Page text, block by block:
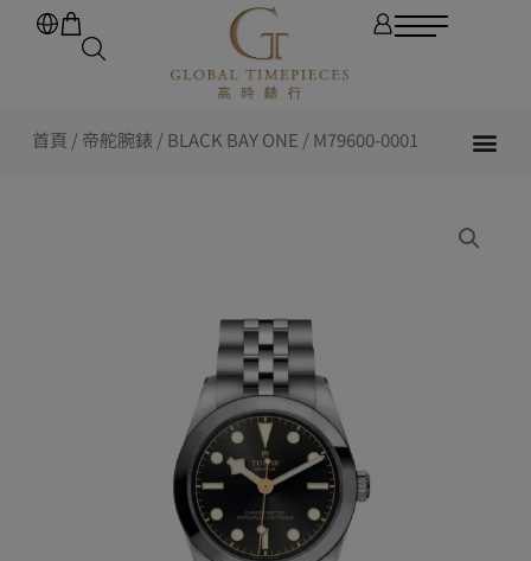
首頁 /帝舵腕錶 /BLACK BAY ONE / M79600-0001